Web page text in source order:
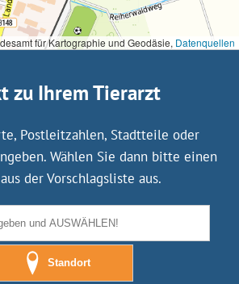
für Kartographie und Geodäsie, Datenquellen
zu Ihrem Tierarzt
Postleitzahlen, Stadtteile oder
Wählen Sie dann bitte einen
der Vorschlagsliste aus.
Standort